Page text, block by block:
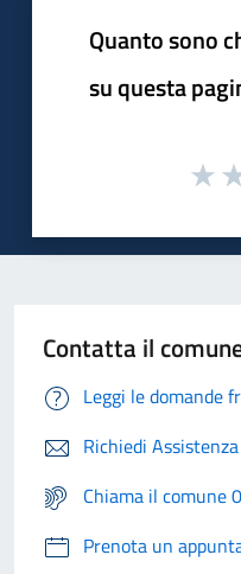
Quanto sono
su questa
Contatta il
Leggi le domande
Richiedi Assistenza
Chiama il comune
Prenota un